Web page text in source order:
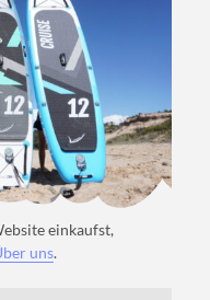
einkaufst,
uns.